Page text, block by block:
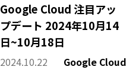
Google Cloud 注目アッ
プデート 2024年10月14
日~10月18日
2024.10.22 Google Cloud